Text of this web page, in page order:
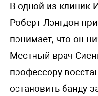
В одной из клиник
Роберт Лэнгдон
понимает, что он
Местный врач
профессору
остановить банду